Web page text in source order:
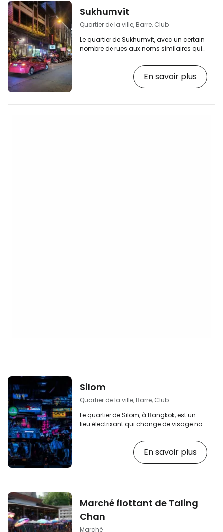
san] Aujourd'hui, le nom de Khao San
désigne en fait la vaste zone entourant
Sukhumvit
Quartier de la ville, Barre, Club
Le quartier de Sukhumvit, avec un certain
nombre de rues aux noms similaires qui
est situé dans la partie orientale de la
Bangkok moderne et constitue l'un des
principaux centres de divertissement, de
En savoir plus
Silom
Quartier de la ville, Barre, Club
Le quartier de Silom, à Bangkok, est un
lieu électrisant qui change de visage non
par heure. La partie la plus intéressante se
trouve sur moins d'un kilomètre autour de
la route principale de Silom, du parc
international de qualité sur booking.com"
https:/…
En savoir plus
Marché flottant de Taling
Chan
Marché